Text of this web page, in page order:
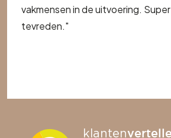
vakmensen in de uitvoering. Super
tevreden."